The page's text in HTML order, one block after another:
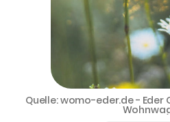
Quelle: womo-eder.de - Eder